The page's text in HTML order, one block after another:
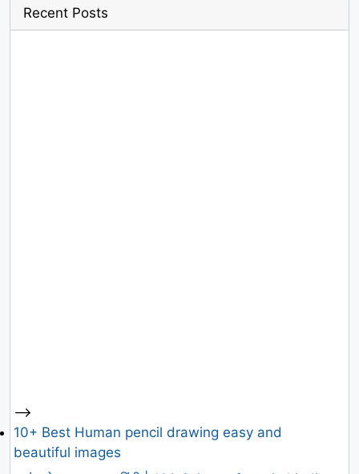
Recent Posts
-->
10+ Best Human pencil drawing easy and
beautiful images